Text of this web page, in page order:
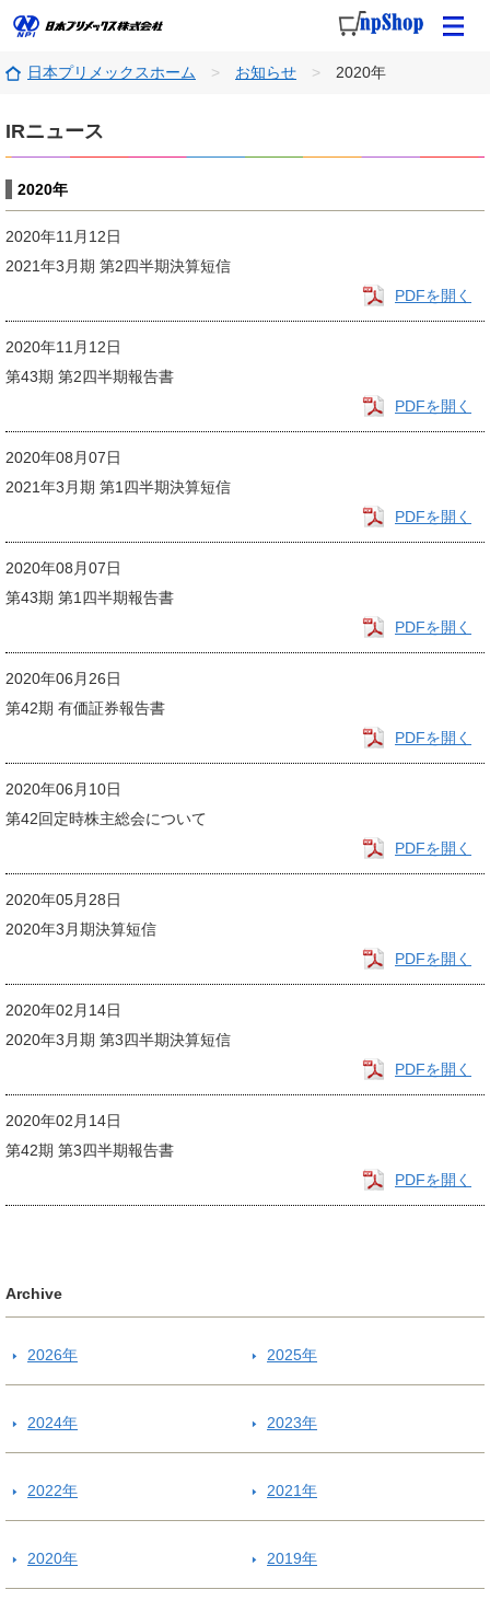
日本プリメックスホーム お知らせ 2020年
IRニュース
2020年
2020年11月12日
2021年3月期 第2四半期決算短信
PDFを開く
2020年11月12日
第43期 第2四半期報告書
PDFを開く
2020年08月07日
2021年3月期 第1四半期決算短信
PDFを開く
2020年08月07日
第43期 第1四半期報告書
PDFを開く
2020年06月26日
第42期 有価証券報告書
PDFを開く
2020年06月10日
第42回定時株主総会について
PDFを開く
2020年05月28日
2020年3月期決算短信
PDFを開く
2020年02月14日
2020年3月期 第3四半期決算短信
PDFを開く
2020年02月14日
第42期 第3四半期報告書
PDFを開く
Archive
2026年 2025年
2024年 2023年
2022年 2021年
2020年 2019年